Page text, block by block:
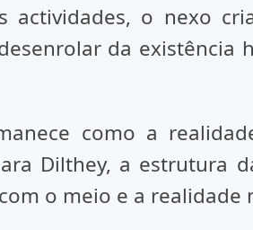
actividades, o nexo
da existência
como a
Dilthey, a estrutura
o meio e a realidade